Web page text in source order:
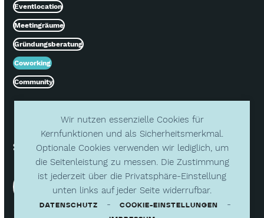
Wir nutzen essenzielle Cookies für
Kernfunktionen und als Sicherheitsmerkmal.
Optionale Cookies verwenden wir lediglich, um
die Seitenleistung zu messen. Die Zustimmung
ist jederzeit über die Privatsphäre-Einstellung
unten links auf jeder Seite widerrufbar.
DATENSCHUTZ - COOKIE-EINSTELLUNGEN -
Eventlocation
Meetingräume
Gründungsberatung
Coworking
Community
SOCIAL MEDIA